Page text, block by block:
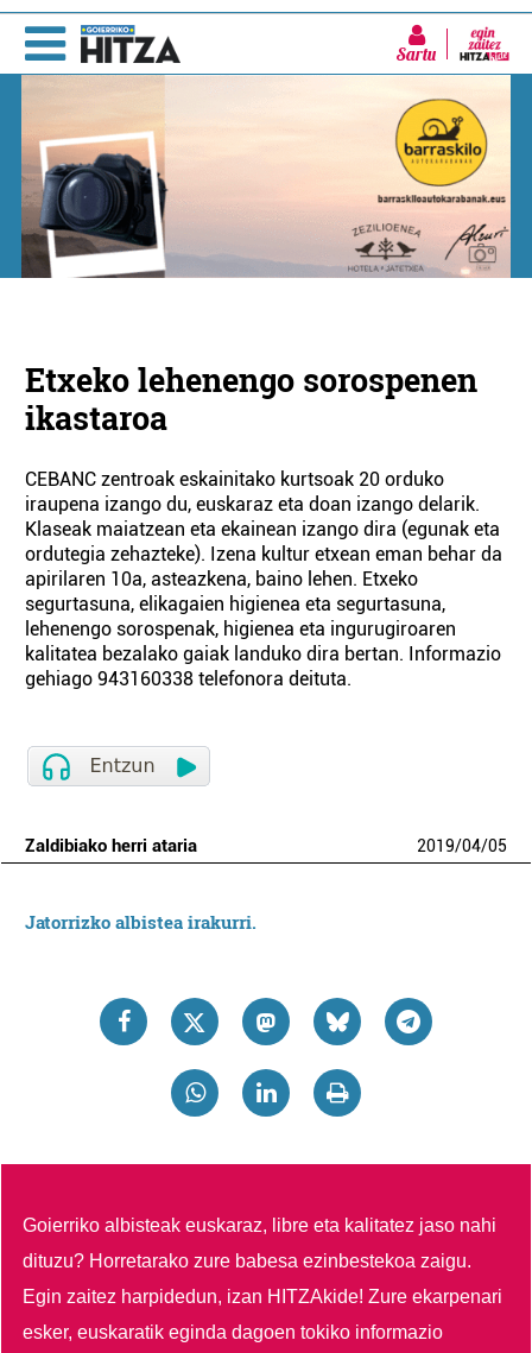
Sartu
Etxeko lehenengo sorospenen
ikastaroa
CEBANC zentroak eskainitako kurtsoak 20 orduko
iraupena izango du, euskaraz eta doan izango delarik.
Klaseak maiatzean eta ekainean izango dira (egunak eta
ordutegia zehazteke). Izena kultur etxean eman behar da
apirilaren 10a, asteazkena, baino lehen. Etxeko
segurtasuna, elikagaien higienea eta segurtasuna,
lehenengo sorospenak, higienea eta ingurugiroaren
kalitatea bezalako gaiak landuko dira bertan. Informazio
gehiago 943160338 telefonora deituta.
Zaldibiako herri ataria 2019/04/05
Jatorrizko albistea irakurri.
Goierriko albisteak euskaraz, libre eta kalitatez jaso nahi
dituzu? Horretarako zure babesa ezinbestekoa zaigu.
Egin zaitez harpidedun, izan HITZAkide!Zure ekarpenari
esker, euskaratik eginda dagoen tokiko informazio